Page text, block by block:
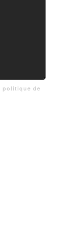
politique de